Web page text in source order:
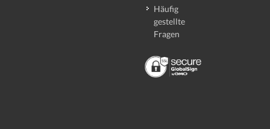
Häufig
gestellte
Fragen